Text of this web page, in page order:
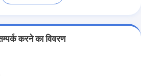
करने का विवरण